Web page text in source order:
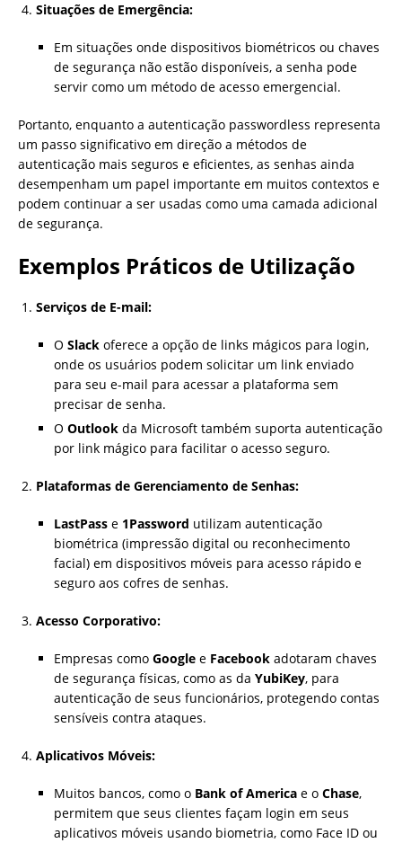
Situações de Emergência:
Em situações onde dispositivos biométricos ou chaves
de segurança não estão disponíveis, a senha pode
servir como um método de acesso emergencial.
Portanto, enquanto a autenticação passwordless representa
um passo significativo em direção a métodos de
autenticação mais seguros e eficientes, as senhas ainda
desempenham um papel importante em muitos contextos e
podem continuar a ser usadas como uma camada adicional
de segurança.
Exemplos Práticos de Utilização
Serviços de E-mail:
O Slack oferece a opção de links mágicos para login,
onde os usuários podem solicitar um link enviado
para seu e-mail para acessar a plataforma sem
precisar de senha.
O Outlook da Microsoft também suporta autenticação
por link mágico para facilitar o acesso seguro.
Plataformas de Gerenciamento de Senhas:
LastPass e 1Password utilizam autenticação
biométrica (impressão digital ou reconhecimento
facial) em dispositivos móveis para acesso rápido e
seguro aos cofres de senhas.
Acesso Corporativo:
Empresas como Google e Facebook adotaram chaves
de segurança físicas, como as da YubiKey, para
autenticação de seus funcionários, protegendo contas
sensíveis contra ataques.
Aplicativos Móveis:
Muitos bancos, como o Bank of America e o Chase,
permitem que seus clientes façam login em seus
aplicativos móveis usando biometria, como Face ID ou